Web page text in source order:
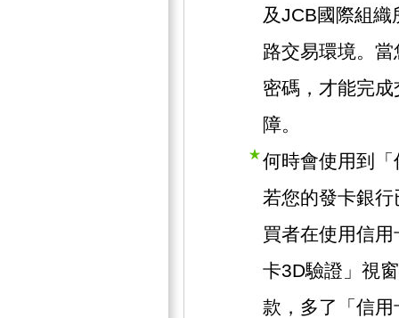
及JCB國際組
路交易環境。
密碼，才能完
障。
何時會使用到
若您的發卡銀
買者在使用信
卡3D驗證」視
款，多了「信